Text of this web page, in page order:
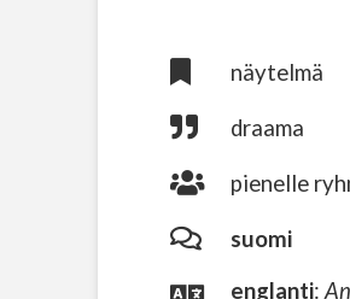
näytelmä
draama
pienelle
suomi
englanti: